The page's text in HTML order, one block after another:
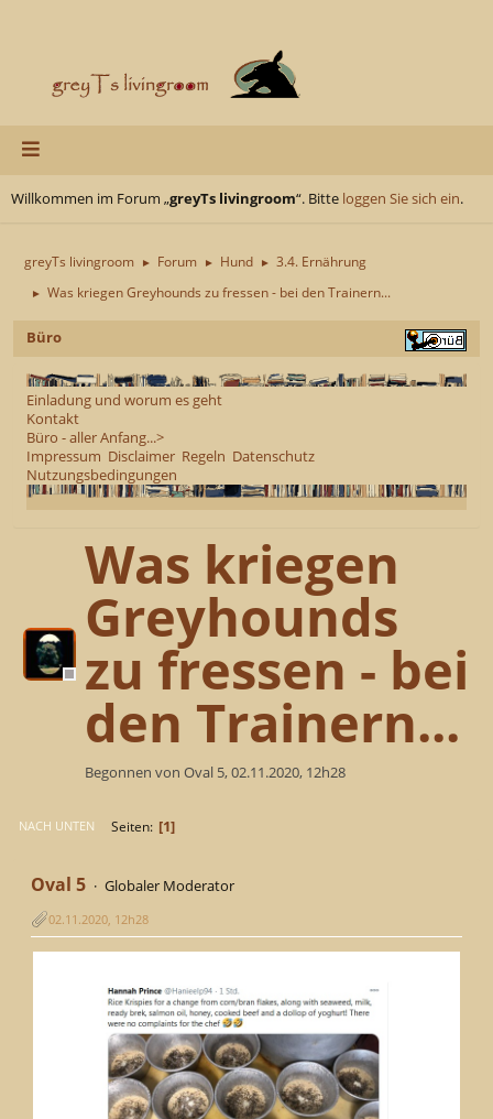
Willkommen im Forum „greyTs livingroom“. Bitte loggen Sie sich ein.
greyTs livingroom ► Forum ► Hund ► 3.4. Ernährung
► Was kriegen Greyhounds zu fressen - bei den Trainern...
Büro
Einladung und worum es geht
Kontakt
Büro - aller Anfang...>
Impressum Disclaimer Regeln Datenschutz
Nutzungsbedingungen
Was kriegen
Greyhounds
zu fressen - bei
den Trainern...
Begonnen von Oval 5, 02.11.2020, 12h28
NACH UNTEN Seiten 1
Oval 5 Globaler Moderator
02.11.2020, 12h28